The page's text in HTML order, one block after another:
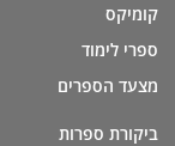
קומיקס
ספרי לימוד
מצעד הספרים
ביקורת ספרות